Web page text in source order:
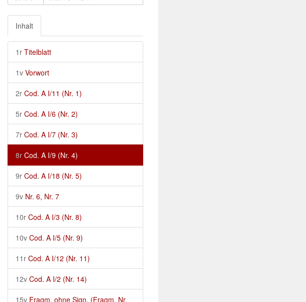
Inhalt
1r Titelblatt
1v Vorwort
2r Cod. A I/11 (Nr. 1)
5r Cod. A I/6 (Nr. 2)
7r Cod. A I/7 (Nr. 3)
8r Cod. A I/9 (Nr. 4)
9r Cod. A I/18 (Nr. 5)
9v Nr. 6, Nr. 7
10r Cod. A I/3 (Nr. 8)
10v Cod. A I/5 (Nr. 9)
11r Cod. A I/12 (Nr. 11)
12v Cod. A I/2 (Nr. 14)
15v Fragm. ohne Sign. (Fragm. Nr.